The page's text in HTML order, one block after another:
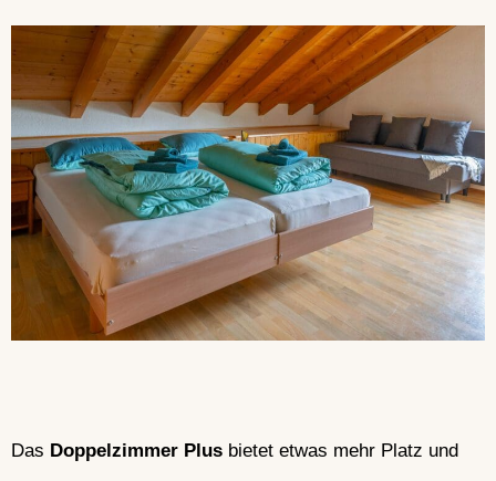
Das Doppelzimmer Plus bietet etwas mehr Platz und